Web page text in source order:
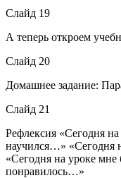
Слайд 19
А теперь откроем
Слайд 20
Домашнее задание:
Слайд 21
Рефлексия «Сегодня
научился…» «Сегодня
«Сегодня на уроке
понравилось…»